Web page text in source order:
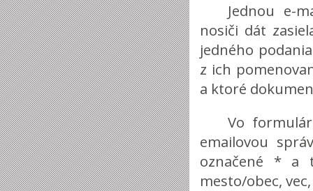
Jednou e-
nosiči dát
jedného
z ich
a ktoré
Vo
emailovou
označené * a
mesto/obec,